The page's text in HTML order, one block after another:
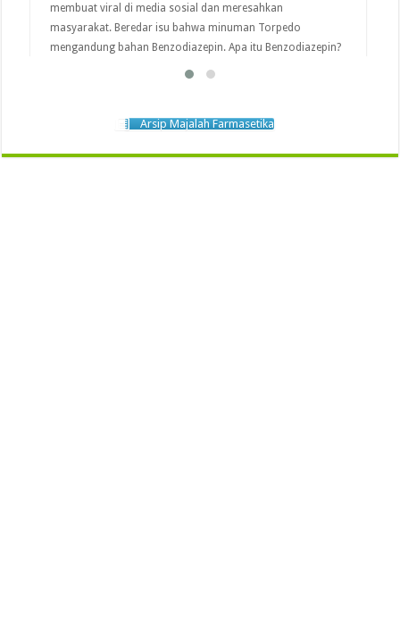
membuat viral di media sosial dan meresahkan
masyarakat. Beredar isu bahwa minuman Torpedo
mengandung bahan Benzodiazepin. Apa itu Benzodiazepin?
Benzodiazepin adalah jenis obat yang memiliki efek sedatif
read more
Arsip Majalah Farmasetika